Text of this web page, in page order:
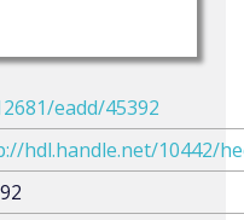
eadd/45392
hdl.handle.net/10442/